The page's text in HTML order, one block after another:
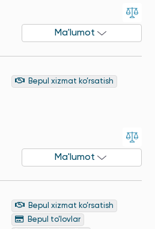
Ma'lumot
Bepul xizmat ko’rsatish
Ma'lumot
Bepul xizmat ko’rsatish
Bepul to’lovlar